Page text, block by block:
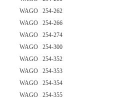
WAGO 254-262
WAGO 254-266
WAGO 254-274
WAGO 254-300
WAGO 254-352
WAGO 254-353
WAGO 254-354
WAGO 254-355